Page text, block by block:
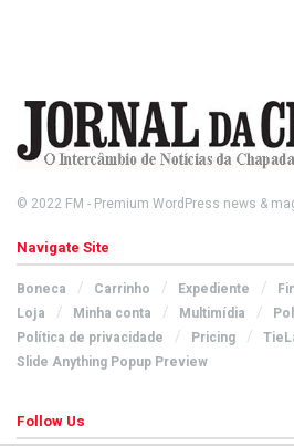
© 2022 FM - Premium WordPress news &
Navigate Site
Boneca Carrinho Expediente
Loja
Minha conta Multimídia
Política de privacidade
Pricing
Slide Anything Popup Preview
Follow Us